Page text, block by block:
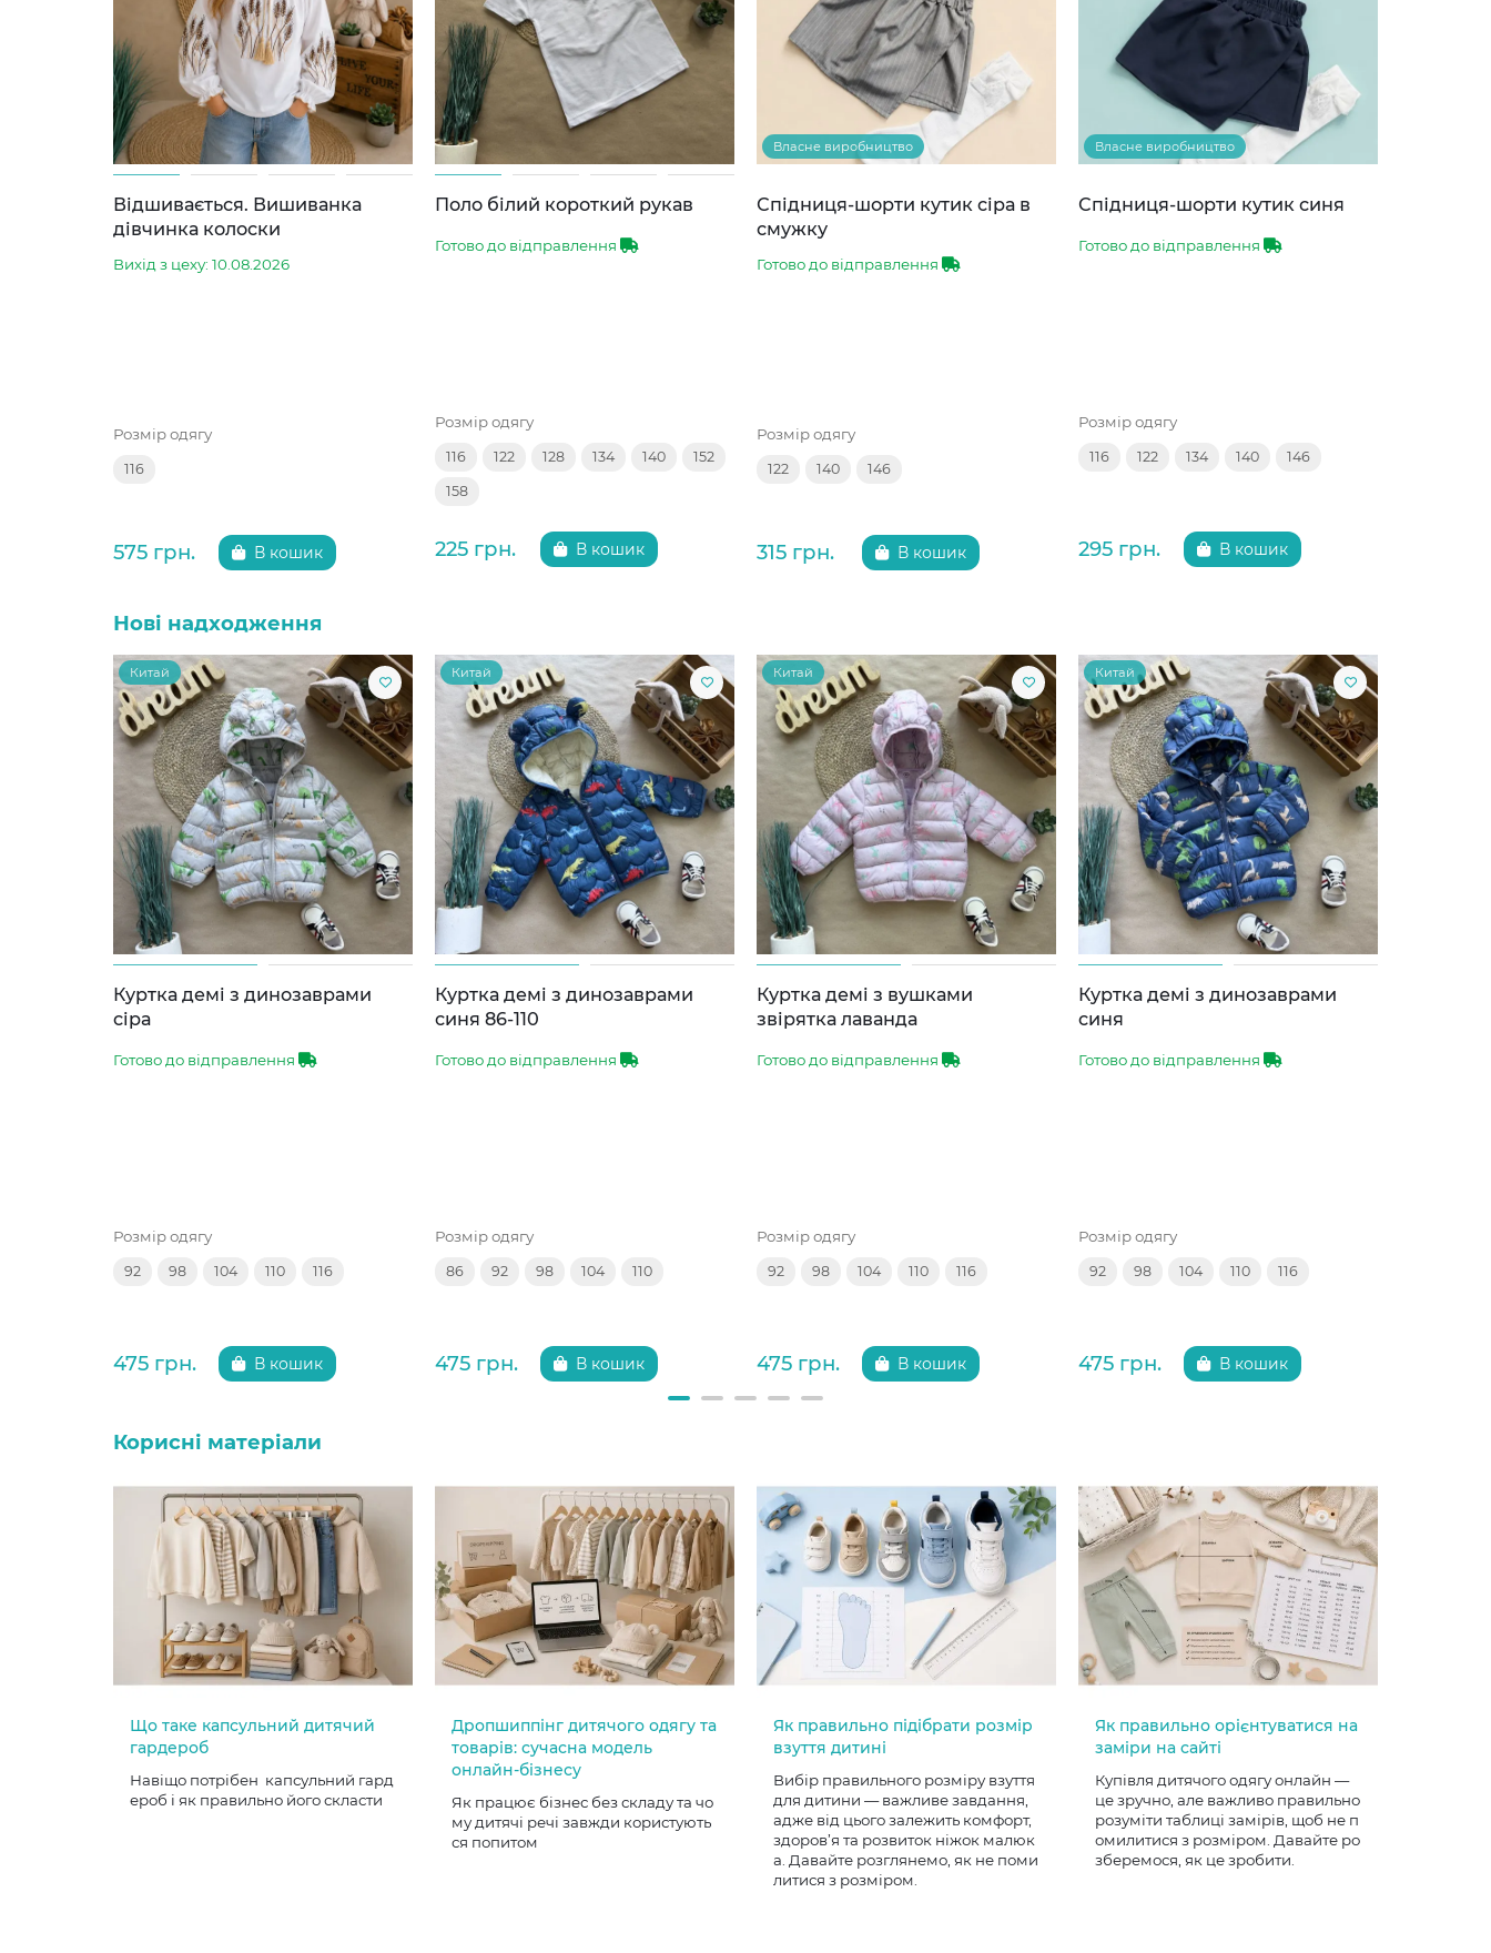
Відшивається. Вишиванка
дівчинка колоски
Вихід з цеху: 10.08.2026
Розмір одягу
116
575 грн. В кошик
Поло білий короткий рукав
Готово до відправлення
Розмір одягу
116 122 128 134 140 152
158
225 грн. В кошик
Власне виробництво
Спідниця-шорти кутик сіра в
смужку
Готово до відправлення
Розмір одягу
122 140 146
315 грн. В кошик
Власне виробництво
Спідниця-шорти кутик синя
Готово до відправлення
Розмір одягу
116 122 134 140 146
295 грн. В кошик
Нові надходження
Китай
Куртка демі з динозаврами
сіра
Готово до відправлення
Розмір одягу
92 98 104 110 116
475 грн. В кошик
Китай
Куртка демі з динозаврами
синя 86-110
Готово до відправлення
Розмір одягу
86 92 98 104 110
475 грн. В кошик
Китай
Куртка демі з вушками
звірятка лаванда
Готово до відправлення
Розмір одягу
92 98 104 110 116
475 грн. В кошик
Китай
Куртка демі з динозаврами
синя
Готово до відправлення
Розмір одягу
92 98 104 110 116
475 грн. В кошик
Корисні матеріали
Що таке капсульний дитячий
гардероб
Навіщо потрібен капсульний гард
ероб і як правильно його скласти
Дропшиппінг дитячого одягу та
товарів: сучасна модель
онлайн-бізнесу
Як працює бізнес без складу та чо
му дитячі речі завжди користують
ся попитом
Як правильно підібрати розмір
взуття дитині
Вибір правильного розміру взуття
для дитини — важливе завдання,
адже від цього залежить комфорт,
здоров’я та розвиток ніжок малюк
а. Давайте розглянемо, як не поми
литися з розміром.
Як правильно орієнтуватися на
заміри на сайті
Купівля дитячого одягу онлайн —
це зручно, але важливо правильно
розуміти таблиці замірів, щоб не п
омилитися з розміром. Давайте ро
зберемося, як це зробити.